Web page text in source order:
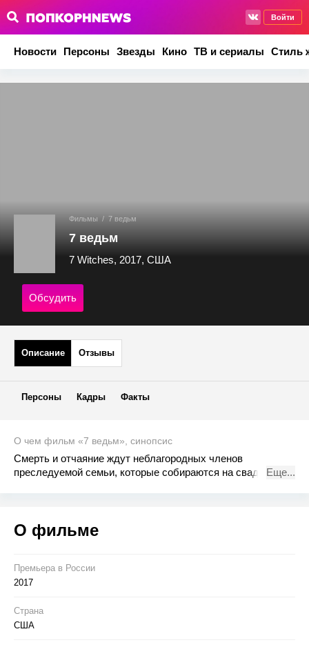
Войти
Новости Персоны Звезды Кино ТВ и сериалы Стиль
Фильмы / 7 ведьм
7 ведьм
7 Witches, 2017, США
Обсудить
Описание Отзывы
Персоны Кадры Факты
О чем фильм «7 ведьм», синопсис
Cмерть и отчаяние ждут неблагородных членов
преследуемой семьи, которые собираются на свадьбуЕще...
О фильме
Премьера в Росcии
2017
Страна
США